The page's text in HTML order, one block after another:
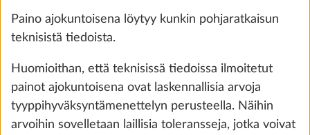
aluvanteet
Paino ajokuntoisena löytyy kunkin pohjaratkaisun
teknisistä tiedoista.
Huomioithan, että teknisissä tiedoissa ilmoitetut
painot ajokuntoisena ovat laskennallisia arvoja
tyyppihyväksyntämenettelyn perusteella. Näihin
arvoihin sovelletaan laillisia toleransseja, jotka voivat